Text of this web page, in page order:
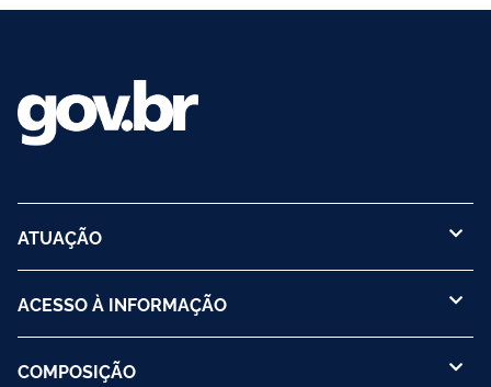
ATUAÇÃO
ACESSO À INFORMAÇÃO
COMPOSIÇÃO